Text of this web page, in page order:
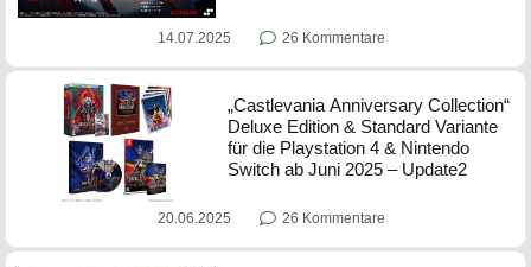
14.07.2025 26 Kommentare
„Castlevania Anniversary Collection“
Deluxe Edition & Standard Variante
für die Playstation 4 & Nintendo
Switch ab Juni 2025 – Update2
20.06.2025 26 Kommentare